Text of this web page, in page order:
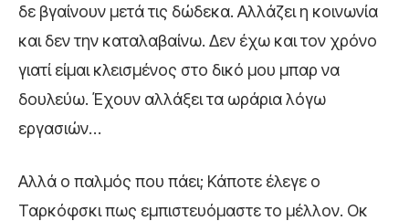
δε βγαίνουν μετά τις δώδεκα. Αλλάζει η κοινωνία
και δεν την καταλαβαίνω. Δεν έχω και τον χρόνο
γιατί είμαι κλεισμένος στο δικό μου μπαρ να
δουλεύω. Έχουν αλλάξει τα ωράρια λόγω
εργασιών…
Αλλά ο παλμός που πάει; Κάποτε έλεγε ο
Ταρκόφσκι πως εμπιστευόμαστε το μέλλον. Οκ